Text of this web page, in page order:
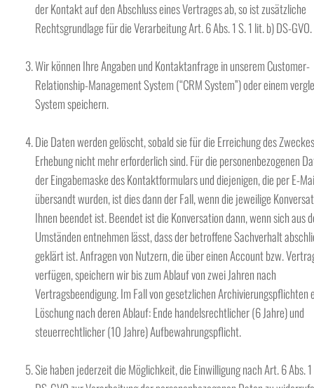
der Kontakt auf den Abschluss eines Vertrages ab, so ist zusätzliche
Rechtsgrundlage für die Verarbeitung Art. 6 Abs. 1 S. 1 lit. b) DS-GVO.
Wir können Ihre Angaben und Kontaktanfrage in unserem Customer-
Relationship-Management System (“CRM System”) oder einem
System speichern.
Die Daten werden gelöscht, sobald sie für die Erreichung des
Erhebung nicht mehr erforderlich sind. Für die personenbezogenen
der Eingabemaske des Kontaktformulars und diejenigen, die per E-
übersandt wurden, ist dies dann der Fall, wenn die jeweilige
Ihnen beendet ist. Beendet ist die Konversation dann, wenn sich aus
Umständen entnehmen lässt, dass der betroffene Sachverhalt
geklärt ist. Anfragen von Nutzern, die über einen Account bzw.
verfügen, speichern wir bis zum Ablauf von zwei Jahren nach
Vertragsbeendigung. Im Fall von gesetzlichen Archivierungspflichten
Löschung nach deren Ablauf: Ende handelsrechtlicher (6 Jahre) und
steuerrechtlicher (10 Jahre) Aufbewahrungspflicht.
Sie haben jederzeit die Möglichkeit, die Einwilligung nach Art. 6 Abs. 1